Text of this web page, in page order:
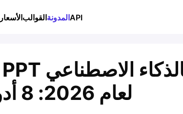
الأسعارالقوالبالمدونةAPI
لعام 2026: 8 أدوات قمت باختبارها بنفسي